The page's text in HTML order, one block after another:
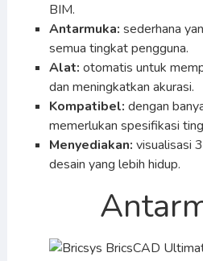
BIM.
Antarmuka: sederhana
semua tingkat pengguna.
Alat: otomatis untuk
dan meningkatkan akurasi.
Kompatibel: dengan
memerlukan spesifikasi
Menyediakan: visualisasi
desain yang lebih hidup.